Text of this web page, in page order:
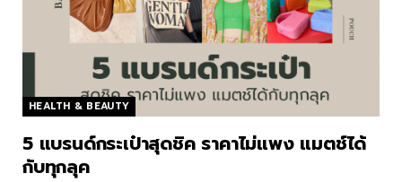
HEALTH & BEAUTY
5 แบรนด์กระเป๋าสุดชิค ราคาไม่แพง แมตช์ได้
กับทุกลุค